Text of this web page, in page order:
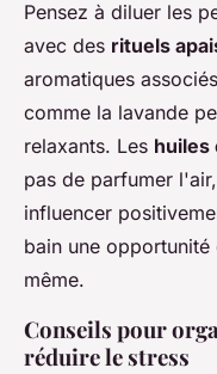
Pensez à diluer les
avec des rituels
aromatiques
comme la lavande
relaxants. Les huiles
pas de parfumer
influencer
bain une
même.
Conseils pour
réduire le stress